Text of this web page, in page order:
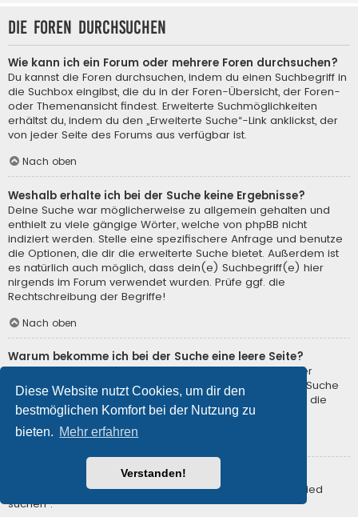
Diese Website nutzt Cookies, um dir den
bestmöglichen Komfort bei der Nutzung zu
bieten. Mehr erfahren
Verstanden!
Die Foren durchsuchen
Wie kann ich ein Forum oder mehrere Foren durchsuchen?
Du kannst die Foren durchsuchen, indem du einen Suchbegriff in
die Suchbox eingibst, die du in der Foren-Übersicht, der Foren-
oder Themenansicht findest. Erweiterte Suchmöglichkeiten
erhältst du, indem du den „Erweiterte Suche“-Link anklickst, der
von jeder Seite des Forums aus verfügbar ist.
Nach oben
Weshalb erhalte ich bei der Suche keine Ergebnisse?
Deine Suche war möglicherweise zu allgemein gehalten und
enthielt zu viele gängige Wörter, welche von phpBB nicht
indiziert werden. Stelle eine spezifischere Anfrage und benutze
die Optionen, die dir die erweiterte Suche bietet. Außerdem ist
es natürlich auch möglich, dass dein(e) Suchbegriff(e) hier
nirgends im Forum verwendet wurden. Prüfe ggf. die
Rechtschreibung der Begriffe!
Nach oben
Warum bekomme ich bei der Suche eine leere Seite?
Deine Suche lieferte zu viele Ergebnisse, somit konnte der
Webserver sie nicht verarbeiten. Benutze die erweiterte Suche
und gib spezifischere Suchbegriffe ein oder beschränke die
Suche auf verschiedene Unterforen.
Nach oben
Wie kann ich nach Mitgliedern suchen?
Gehe zur Mitgliederliste und klicke auf „Nach einem Mitglied
suchen“.